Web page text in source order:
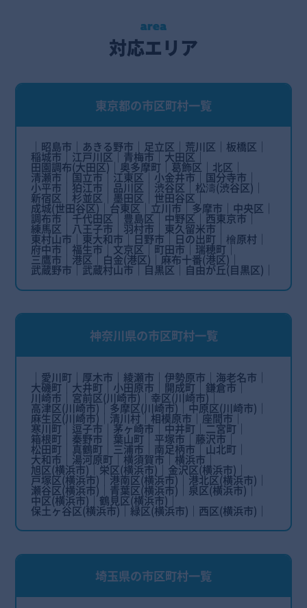
対応エリア
東京都の市区町村一覧
昭島市 あきる野市 足立区 荒川区 板橋区
稲城市 江戸川区 青梅市 大田区
田園調布(大田区) 奥多摩町 葛飾区 北区
清瀬市 国立市 江東区 小金井市 国分寺市
小平市 狛江市 品川区 渋谷区 松濤(渋谷区)
新宿区 杉並区 墨田区 世田谷区
成城(世田谷区) 台東区 立川市 多摩市 中央区
調布市 千代田区 豊島区 中野区 西東京市
練馬区 八王子市 羽村市 東久留米市
東村山市 東大和市 日野市 日の出町 檜原村
府中市 福生市 文京区 町田市 瑞穂町
三鷹市 港区 白金(港区) 麻布十番(港区)
武蔵野市 武蔵村山市 目黒区 自由が丘(目黒区)
神奈川県の市区町村一覧
愛川町 厚木市 綾瀬市 伊勢原市 海老名市
大磯町 大井町 小田原市 開成町 鎌倉市
川崎市 宮前区(川崎市) 幸区(川崎市)
高津区(川崎市) 多摩区(川崎市) 中原区(川崎市)
麻生区(川崎市) 清川村 相模原市 座間市
寒川町 逗子市 茅ヶ崎市 中井町 二宮町
箱根町 秦野市 葉山町 平塚市 藤沢市
松田町 真鶴町 三浦市 南足柄市 山北町
大和市 湯河原町 横須賀市 横浜市
旭区(横浜市) 栄区(横浜市) 金沢区(横浜市)
戸塚区(横浜市) 港南区(横浜市) 港北区(横浜市)
瀬谷区(横浜市) 青葉区(横浜市) 泉区(横浜市)
中区(横浜市) 鶴見区(横浜市)
保土ヶ谷区(横浜市) 緑区(横浜市) 西区(横浜市)
埼玉県の市区町村一覧